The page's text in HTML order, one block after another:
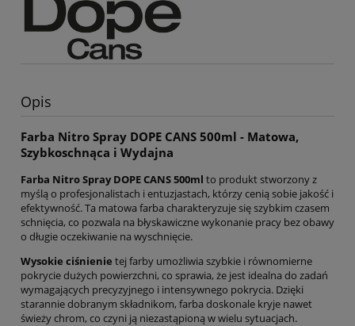
Opis
Farba Nitro Spray DOPE CANS 500ml - Matowa,
Szybkoschnąca i Wydajna
Farba Nitro Spray DOPE CANS 500ml to produkt stworzony z
myślą o profesjonalistach i entuzjastach, którzy cenią sobie jakość i
efektywność. Ta matowa farba charakteryzuje się szybkim czasem
schnięcia, co pozwala na błyskawiczne wykonanie pracy bez obawy
o długie oczekiwanie na wyschnięcie.
Wysokie ciśnienie tej farby umożliwia szybkie i równomierne
pokrycie dużych powierzchni, co sprawia, że jest idealna do zadań
wymagających precyzyjnego i intensywnego pokrycia. Dzięki
starannie dobranym składnikom, farba doskonale kryje nawet
świeży chrom, co czyni ją niezastąpioną w wielu sytuacjach.